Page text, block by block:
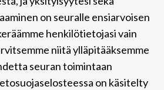
on seuralle ensiarvoisen
henkilötietojasi vain
niitä ylläpitääksemme
seuran toimintaan
on käsitelty